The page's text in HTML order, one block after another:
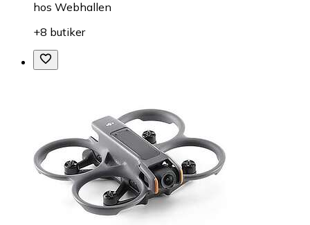
hos Webhallen
+8 butiker